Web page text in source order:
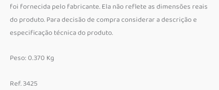
foi fornecida pelo fabricante. Ela não reflete as dimensões reais
do produto. Para decisão de compra considerar a descrição e
especificação técnica do produto.
Peso: 0.370 Kg
Ref. 3425